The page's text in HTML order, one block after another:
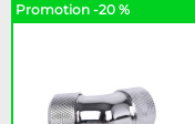
Promotion -20 %